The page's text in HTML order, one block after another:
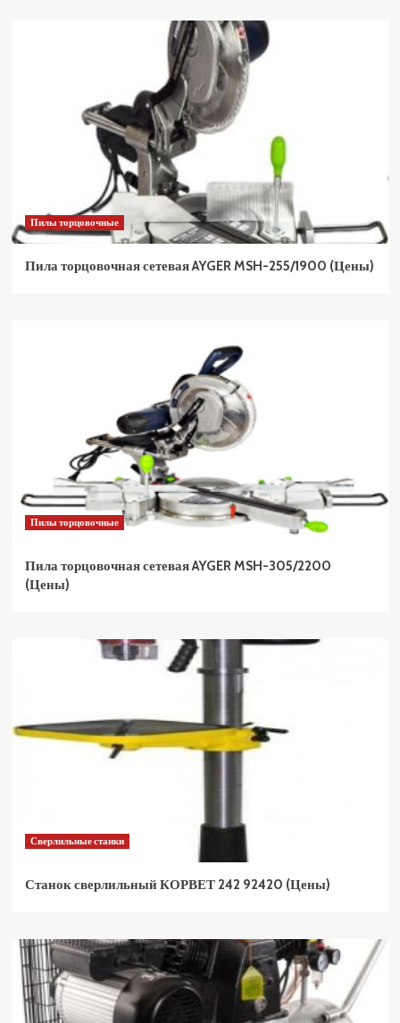
Пилы торцовочные
Пила торцовочная сетевая AYGER MSH-255/1900 (Цены)
Пилы торцовочные
Пила торцовочная сетевая AYGER MSH-305/2200
(Цены)
Сверлильные станки
Станок сверлильный КОРВЕТ 242 92420 (Цены)